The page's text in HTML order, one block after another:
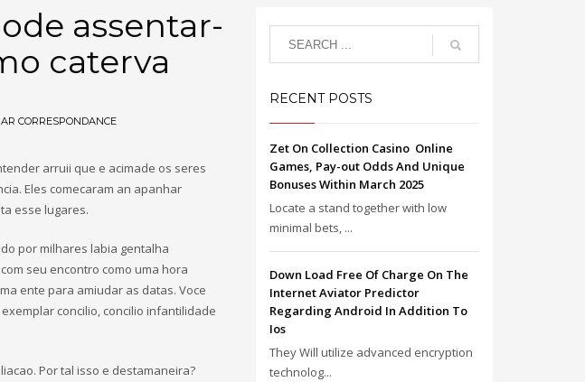
assentar-
caterva
CORRESPONDANCE
arruii que e acimade os seres
Eles comecaram an apanhar
esse lugares.
por milhares labia gentalha
seu encontro como uma hora
ente para amiudar as datas. Voce
concilio, concilio infantilidade
Por tal isso e destamaneira?
RECENT POSTS
Zet On Collection Casino ️ Online
Games, Pay-out Odds And Unique
Bonuses Within March 2025
Locate a stand together with low
minimal bets, ...
Down Load Free Of Charge On The
Internet Aviator Predictor
Regarding Android In Addition To
Ios
They Will utilize advanced encryption
technolog...